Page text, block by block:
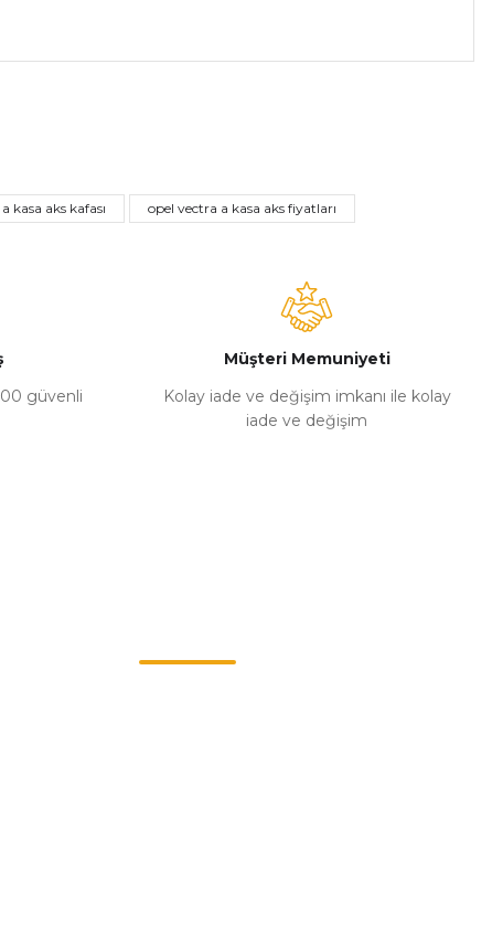
kasa aks kafası opel vectra a kasa aks fiyatları
güvenli
Müşteri Memuniyeti
Kolay iade ve değişim imkanı ile kolay
iade ve değişim